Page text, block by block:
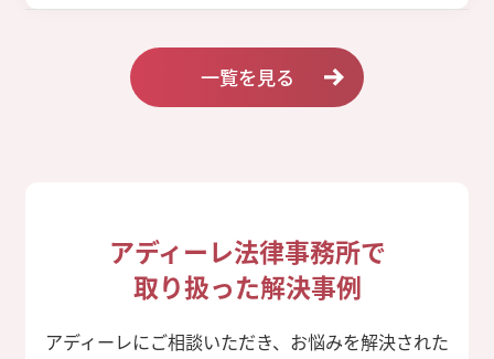
一覧を見る
アディーレ法律事務所で
取り扱った解決事例
アディーレにご相談いただき、お悩みを解決された